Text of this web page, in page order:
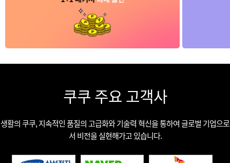
쿠쿠 주요 고객사
생활의 쿠쿠, 지속적인 품질의 고급화와 기술력 혁신을 통하여 글로벌 기업으로
서 비전을 실현해가고 있습니다.